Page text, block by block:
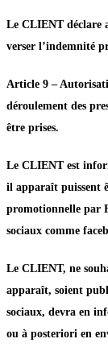
Le CLIENT déclare
verser l’indemnité
Article 9 –
déroulement des
être prises.
Le CLIENT est
il apparaît puissent
promotionnelle par
sociaux comme
Le CLIENT, ne
apparaît, soient
sociaux, devra en
ou à posteriori en